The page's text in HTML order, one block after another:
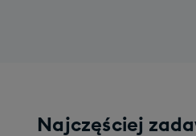
Najczęściej